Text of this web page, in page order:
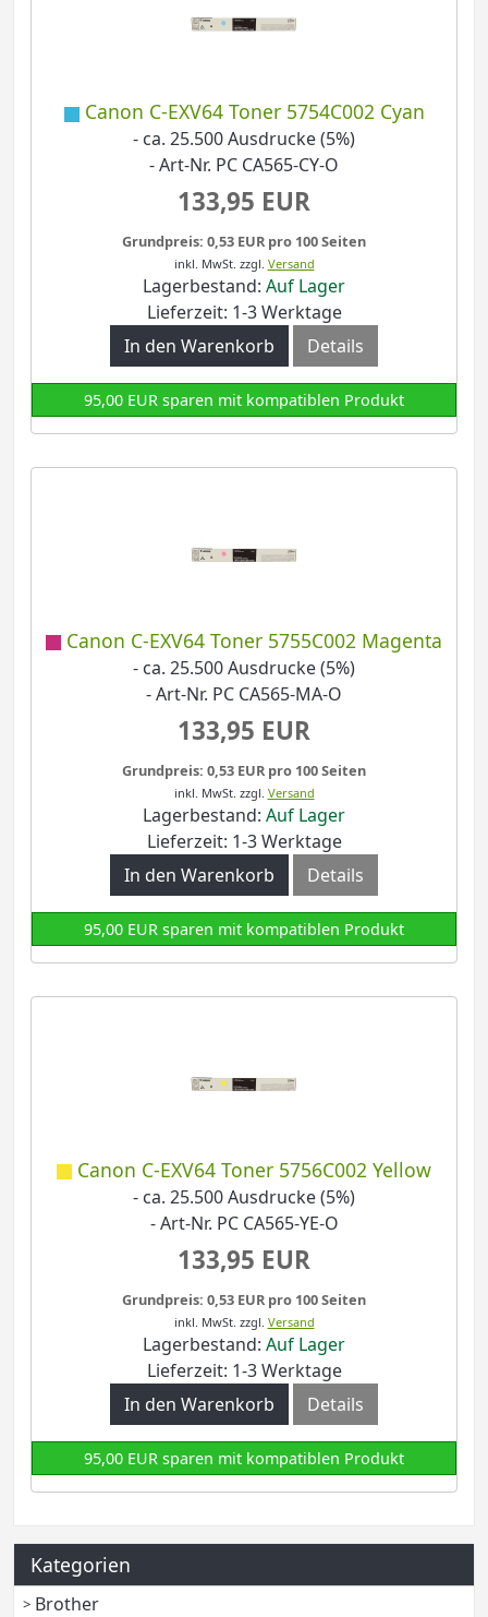
Canon C-EXV64 Toner 5754C002 Cyan
- ca. 25.500 Ausdrucke (5%)
- Art-Nr. PC CA565-CY-O
133,95 EUR
Grundpreis: 0,53 EUR pro 100 Seiten
inkl. MwSt. zzgl. Versand
Lagerbestand: Auf Lager
Lieferzeit: 1-3 Werktage
In den Warenkorb
Details
95,00 EUR sparen mit kompatiblen Produkt
Canon C-EXV64 Toner 5755C002 Magenta
- ca. 25.500 Ausdrucke (5%)
- Art-Nr. PC CA565-MA-O
133,95 EUR
Grundpreis: 0,53 EUR pro 100 Seiten
inkl. MwSt. zzgl. Versand
Lagerbestand: Auf Lager
Lieferzeit: 1-3 Werktage
In den Warenkorb
Details
95,00 EUR sparen mit kompatiblen Produkt
Canon C-EXV64 Toner 5756C002 Yellow
- ca. 25.500 Ausdrucke (5%)
- Art-Nr. PC CA565-YE-O
133,95 EUR
Grundpreis: 0,53 EUR pro 100 Seiten
inkl. MwSt. zzgl. Versand
Lagerbestand: Auf Lager
Lieferzeit: 1-3 Werktage
In den Warenkorb
Details
95,00 EUR sparen mit kompatiblen Produkt
Kategorien
Brother